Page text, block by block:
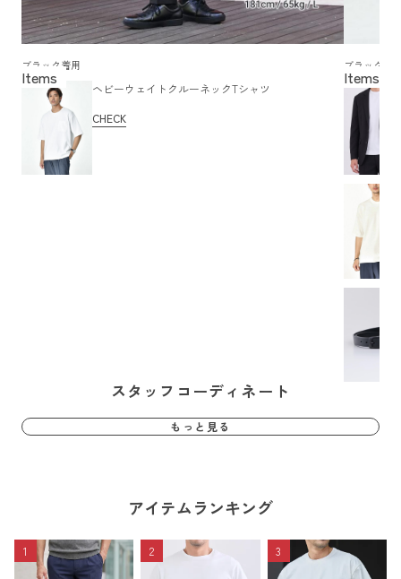
ブラック着用
ヘビーウェイトクルーネックTシャツ
CHECK
ブラック着
スタッフコーディネート
もっと見る
アイテムランキング
1 2 3